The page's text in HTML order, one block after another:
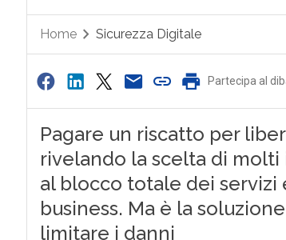
Home Sicurezza Digitale
Partecipa al
Pagare un riscatto per
rivelando la scelta di
al blocco totale dei servizi
business. Ma è la
limitare i danni